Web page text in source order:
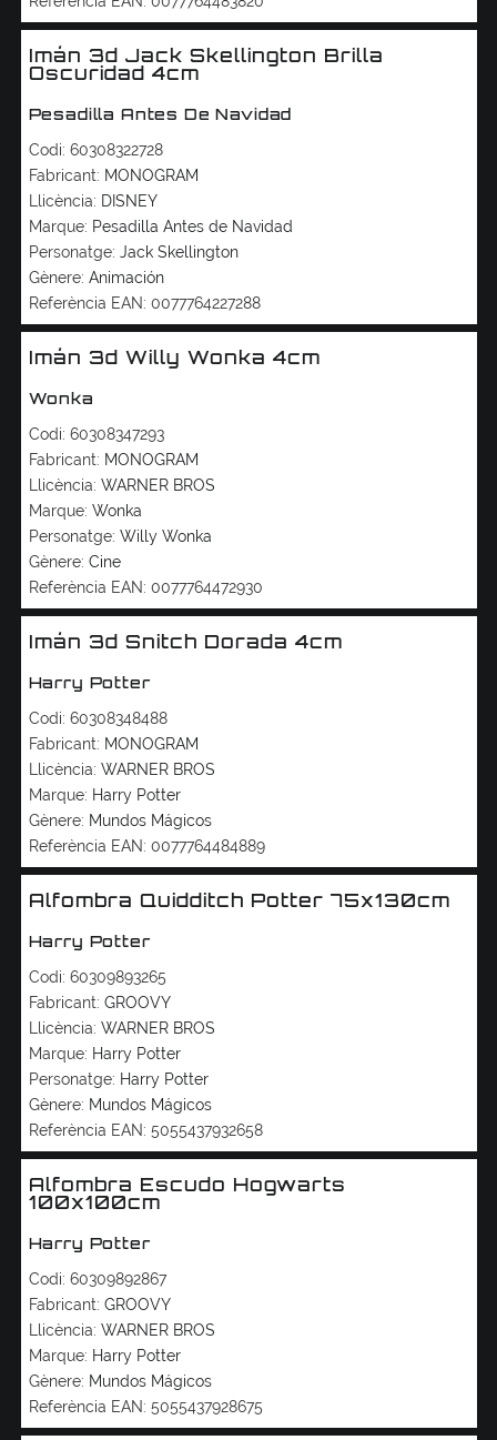
Imán 3d Jack Skellington Brilla
Oscuridad 4cm
Pesadilla Antes De Navidad
Codi: 60308322728
Fabricant: MONOGRAM
Llicència: DISNEY
Marque: Pesadilla Antes de Navidad
Personatge: Jack Skellington
Gènere: Animación
Referència EAN: 0077764227288
Imán 3d Willy Wonka 4cm
Wonka
Codi: 60308347293
Fabricant: MONOGRAM
Llicència: WARNER BROS
Marque: Wonka
Personatge: Willy Wonka
Gènere: Cine
Referència EAN: 0077764472930
Imán 3d Snitch Dorada 4cm
Harry Potter
Codi: 60308348488
Fabricant: MONOGRAM
Llicència: WARNER BROS
Marque: Harry Potter
Gènere: Mundos Mágicos
Referència EAN: 0077764484889
Alfombra Quidditch Potter 75x130cm
Harry Potter
Codi: 60309893265
Fabricant: GROOVY
Llicència: WARNER BROS
Marque: Harry Potter
Personatge: Harry Potter
Gènere: Mundos Mágicos
Referència EAN: 5055437932658
Alfombra Escudo Hogwarts
100x100cm
Harry Potter
Codi: 60309892867
Fabricant: GROOVY
Llicència: WARNER BROS
Marque: Harry Potter
Gènere: Mundos Mágicos
Referència EAN: 5055437928675